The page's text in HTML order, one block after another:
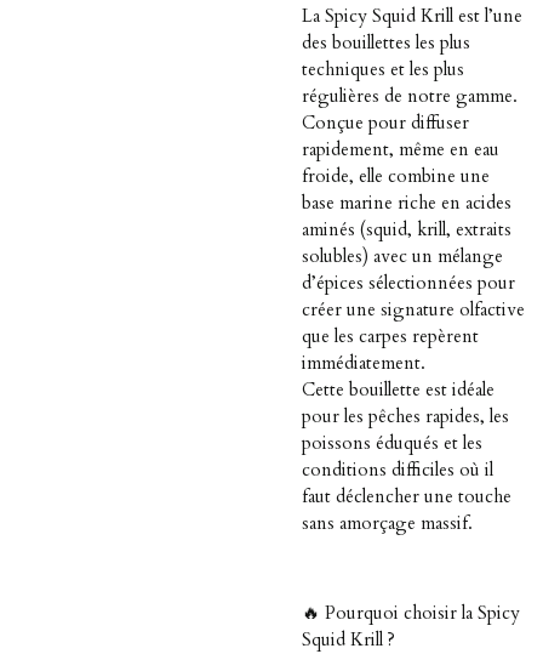
La Spicy Squid Krill est l’une
des bouillettes les plus
techniques et les plus
régulières de notre gamme.
Conçue pour diffuser
rapidement, même en eau
froide, elle combine une
base marine riche en acides
aminés (squid, krill, extraits
solubles) avec un mélange
d’épices sélectionnées pour
créer une signature olfactive
que les carpes repèrent
immédiatement.
Cette bouillette est idéale
pour les pêches rapides, les
poissons éduqués et les
conditions difficiles où il
faut déclencher une touche
sans amorçage massif.
🔥 Pourquoi choisir la Spicy
Squid Krill ?